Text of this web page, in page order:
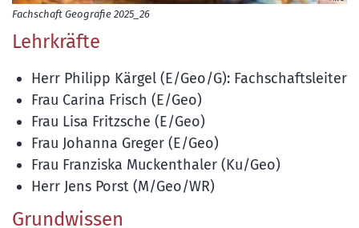
Fachschaft Geografie 2025_26
Lehrkräfte
Herr Philipp Kärgel (E/Geo/G): Fachschaftsleiter
Frau Carina Frisch (E/Geo)
Frau Lisa Fritzsche (E/Geo)
Frau Johanna Greger (E/Geo)
Frau Franziska Muckenthaler (Ku/Geo)
Herr Jens Porst (M/Geo/WR)
Grundwissen